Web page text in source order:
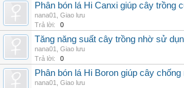
Phân bón lá Hi Canxi giúp cây trồng
nana01
Giao lưu
Trả lời:
0
Tăng năng suất cây trồng nhờ sử
nana01
Giao lưu
Trả lời:
0
Phân bón lá Hi Boron giúp cây chống
nana01
Giao lưu